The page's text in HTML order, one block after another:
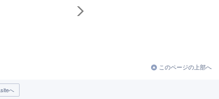
このページの上部へ
へ